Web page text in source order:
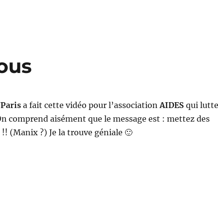
a fait cette vidéo pour l’associationAIDESqui lutte
comprend aisément que le message est : mettez des
(Manix ?) Je la trouve géniale 🙂